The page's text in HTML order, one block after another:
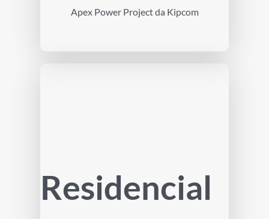
Apex Power Project da Kipcom
Residencial